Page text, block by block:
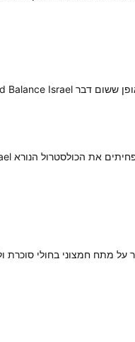
על מתח חמצוני בחולי